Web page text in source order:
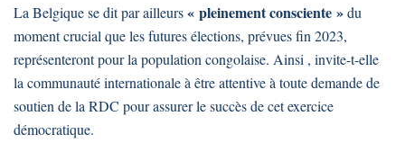
La Belgique se dit par ailleurs« pleinement consciente »du
moment crucial que les futures élections, prévues fin 2023,
représenteront pour la population congolaise. Ainsi , invite-t-elle
la communauté internationale à être attentive à toute demande de
soutien de la RDC pour assurer le succès de cet exercice
démocratique.